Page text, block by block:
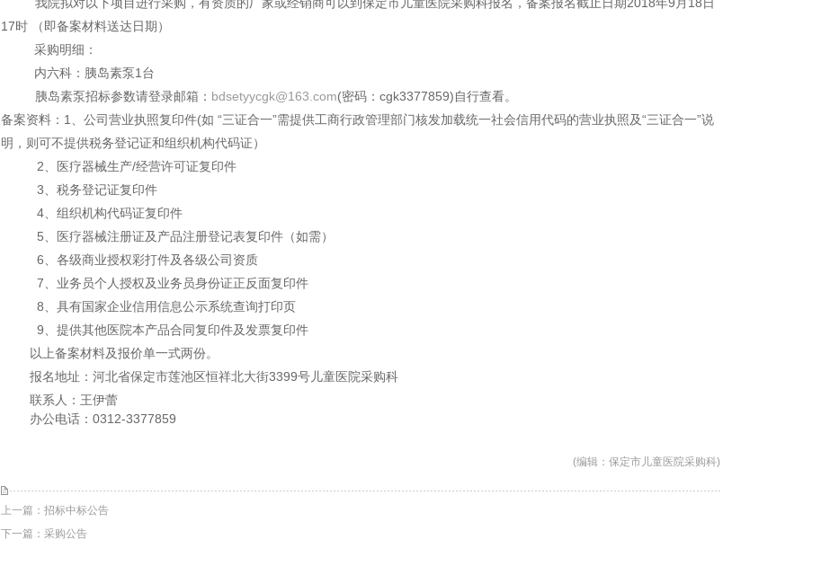
17时 （即备案材料送达日期）
采购明细：
内六科：胰岛素泵1台
胰岛素泵招标参数请登录邮箱： bdsetyycgk@163.com(密码：cgk3377859)自行查看。
备案资料：1、公司营业执照复印件(如 “三证合一”需提供工商行政管理部门核发加载统一社会信用代码的营业执照及“三证合一”说
明，则可不提供税务登记证和组织机构代码证）
2、医疗器械生产/经营许可证复印件
3、税务登记证复印件
4、组织机构代码证复印件
5、医疗器械注册证及产品注册登记表复印件（如需）
6、各级商业授权彩打件及各级公司资质
7、业务员个人授权及业务员身份证正反面复印件
8、具有国家企业信用信息公示系统查询打印页
9、提供其他医院本产品合同复印件及发票复印件
以上备案材料及报价单一式两份。
报名地址：河北省保定市莲池区恒祥北大街3399号儿童医院采购科
联系人：王伊蕾
办公电话：0312-3377859
(编辑：保定市儿童医院采购科)
上一篇： 招标中标公告
下一篇： 采购公告